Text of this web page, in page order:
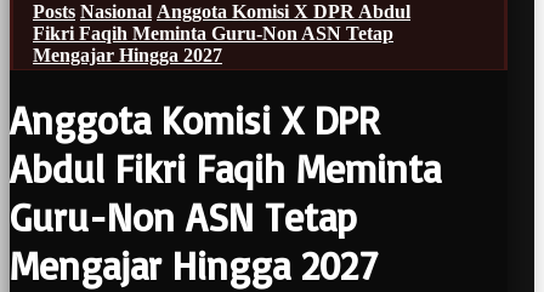
Posts Nasional Anggota Komisi X DPR Abdul
Fikri Faqih Meminta Guru-Non ASN Tetap
Mengajar Hingga 2027
Anggota Komisi X DPR
Abdul Fikri Faqih Meminta
Guru-Non ASN Tetap
Mengajar Hingga 2027